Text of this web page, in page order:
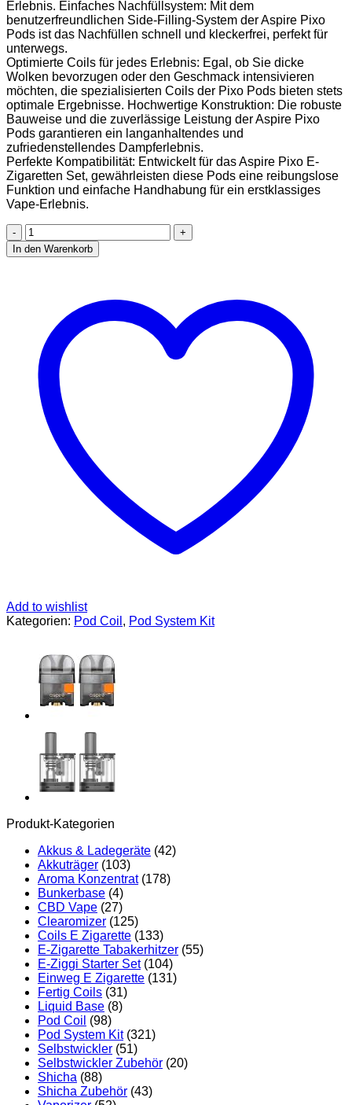
Erlebnis. Einfaches Nachfüllsystem: Mit dem
benutzerfreundlichen Side-Filling-System der Aspire Pixo
Pods ist das Nachfüllen schnell und kleckerfrei, perfekt für
unterwegs.
Optimierte Coils für jedes Erlebnis: Egal, ob Sie dicke
Wolken bevorzugen oder den Geschmack intensivieren
möchten, die spezialisierten Coils der Pixo Pods bieten stets
optimale Ergebnisse. Hochwertige Konstruktion: Die robuste
Bauweise und die zuverlässige Leistung der Aspire Pixo
Pods garantieren ein langanhaltendes und
zufriedenstellendes Dampferlebnis.
Perfekte Kompatibilität: Entwickelt für das Aspire Pixo E-
Zigaretten Set, gewährleisten diese Pods eine reibungslose
Funktion und einfache Handhabung für ein erstklassiges
Vape-Erlebnis.
Aspire
Pixo
Pod
Nikotinfrei
Widerstand
0,6Ohm
Menge
In den Warenkorb
Add to wishlist
Kategorien: Pod Coil , Pod System Kit
Produkt-Kategorien
Akkus & Ladegeräte (42)
Akkuträger (103)
Aroma Konzentrat (178)
Bunkerbase (4)
CBD Vape (27)
Clearomizer (125)
Coils E Zigarette (133)
E-Zigarette Tabakerhitzer (55)
E-Ziggi Starter Set (104)
Einweg E Zigarette (131)
Fertig Coils (31)
Liquid Base (8)
Pod Coil (98)
Pod System Kit (321)
Selbstwickler (51)
Selbstwickler Zubehör (20)
Shicha (88)
Shicha Zubehör (43)